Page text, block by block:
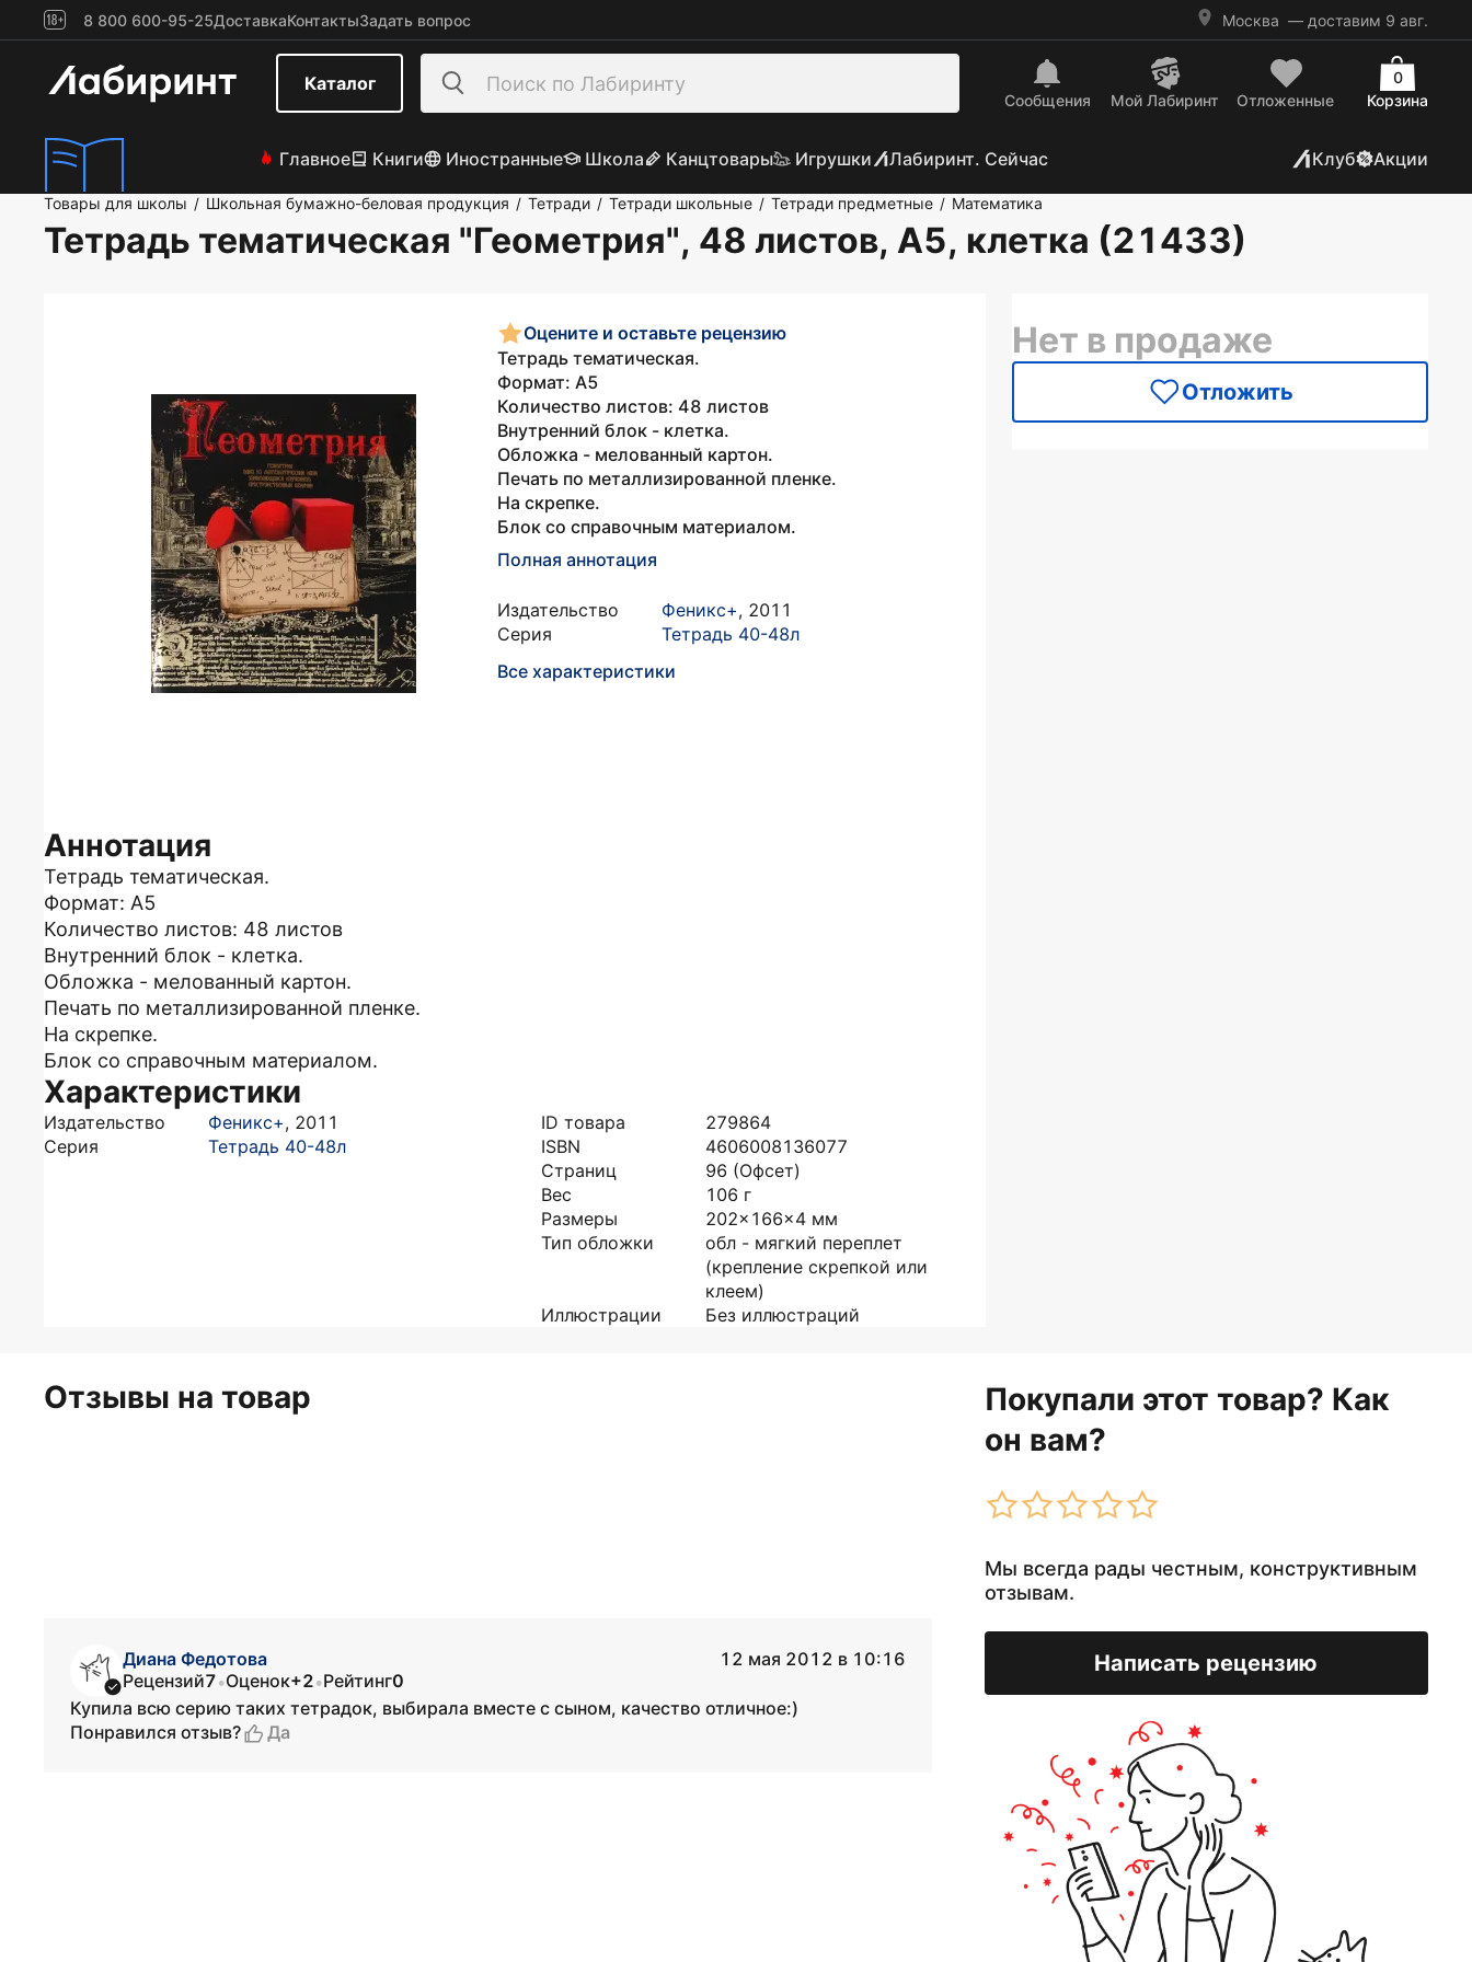
8 800 600-95-25ДоставкаКонтактыЗадать вопрос Москва — доставим 9 авг.
Каталог
Сообщения Mой Лабиринт Отложенные Корзина
0
Главное Книги Иностранные Школа Канцтовары Игрушки Лабиринт. Сейчас Клуб Акции
Товары для школы / Школьная бумажно-беловая продукция / Тетради / Тетради школьные / Тетради предметные / Математика
Тетрадь тематическая "Геометрия", 48 листов, А5, клетка (21433)
Оцените и оставьте рецензию
Тетрадь тематическая.
Формат: А5
Количество листов: 48 листов
Внутренний блок - клетка.
Обложка - мелованный картон.
Печать по металлизированной пленке.
На скрепке.
Блок со справочным материалом.
Полная аннотация
Издательство Феникс+, 2011
Серия
Тетрадь 40-48л
Все характеристики
Аннотация
Тетрадь тематическая.
Формат: А5
Количество листов: 48 листов
Внутренний блок - клетка.
Обложка - мелованный картон.
Печать по металлизированной пленке.
На скрепке.
Блок со справочным материалом.
Характеристики
Издательство Феникс+, 2011
Серия
Тетрадь 40-48л
ID товара
279864
ISBN
4606008136077
Страниц
96 (Офсет)
Вес
106 г
Размеры
202x166x4 мм
Тип обложки
обл - мягкий переплет
(крепление скрепкой или
клеем)
Иллюстрации
Без иллюстраций
Нет в продаже
Отложить
Отзывы на товар
Покупали этот товар? Как
он вам?
Мы всегда рады честным, конструктивным
отзывам.
Написать рецензию
Диана Федотова
12 мая 2012 в 10:16
Рецензий7•Оценок+2•Рейтинг0
Купила всю серию таких тетрадок, выбирала вместе с сыном, качество отличное:)
Понравился отзыв?
Да